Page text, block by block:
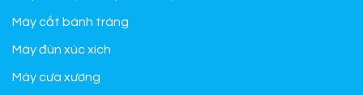
Máy cắt bánh tráng
Máy đùn xúc xích
Máy cưa xương